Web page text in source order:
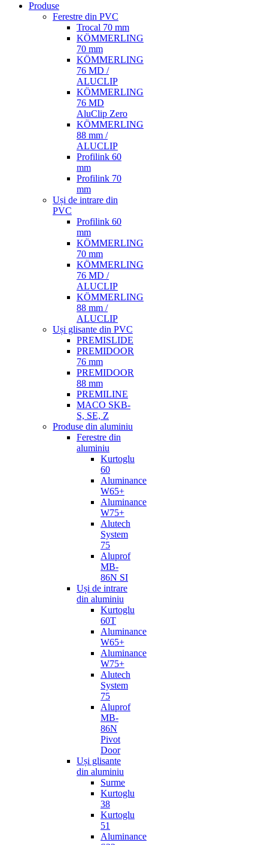
Produse
Ferestre din PVC
Trocal 70 mm
KÖMMERLING
70 mm
KÖMMERLING
76 MD /
ALUCLIP
KÖMMERLING
76 MD
AluClip Zero
KÖMMERLING
88 mm /
ALUCLIP
Profilink 60
mm
Profilink 70
mm
Uși de intrare din
PVC
Profilink 60
mm
KÖMMERLING
70 mm
KÖMMERLING
76 MD /
ALUCLIP
KÖMMERLING
88 mm /
ALUCLIP
Uși glisante din PVC
PREMISLIDE
PREMIDOOR
76 mm
PREMIDOOR
88 mm
PREMILINE
MACO SKB-
S, SE, Z
Produse din aluminiu
Ferestre din
aluminiu
Kurtoglu
60
Aluminance
W65+
Aluminance
W75+
Alutech
System
75
Aluprof
MB-
86N SI
Uși de intrare
din aluminiu
Kurtoglu
60T
Aluminance
W65+
Aluminance
W75+
Alutech
System
75
Aluprof
MB-
86N
Pivot
Door
Uși glisante
din aluminiu
Surme
Kurtoglu
38
Kurtoglu
51
Aluminance